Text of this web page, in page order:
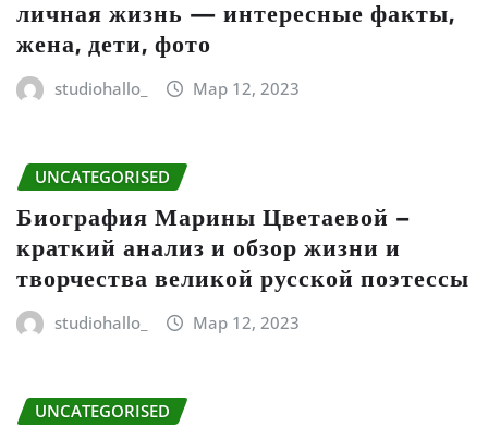
личная жизнь — интересные факты,
жена, дети, фото
studiohallo_ Мар 12, 2023
UNCATEGORISED
Биография Марины Цветаевой –
краткий анализ и обзор жизни и
творчества великой русской поэтессы
studiohallo_ Мар 12, 2023
UNCATEGORISED